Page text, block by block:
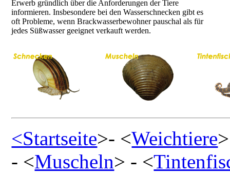
Erwerb gründlich über die Anforderungen der Tiere
informieren. Insbesondere bei den Wasserschnecken gibt es
oft Probleme, wenn Brackwasserbewohner pauschal als für
jedes Süßwasser geeignet verkauft werden.
<Startseite>- <Weichtiere
- <Muscheln> - <